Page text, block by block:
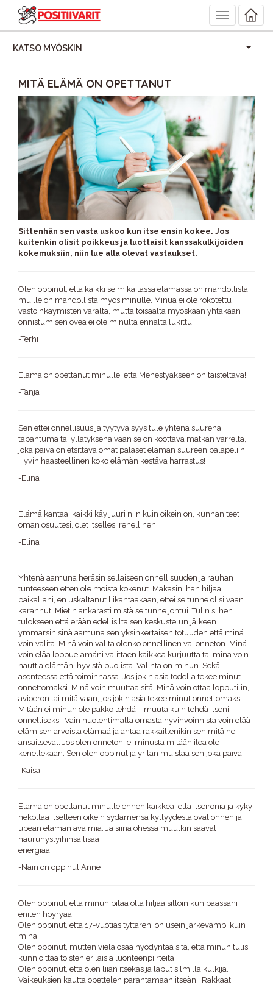
Toggle
navigation
KATSO MYÖSKIN
MITÄ ELÄMÄ ON OPETTANUT
Sittenhän sen vasta uskoo kun itse ensin kokee. Jos
kuitenkin olisit poikkeus ja luottaisit kanssakulkijoiden
kokemuksiin, niin lue alla olevat vastaukset.
Olen oppinut, että kaikki se mikä tässä elämässä on mahdollista
muille on mahdollista myös minulle. Minua ei ole rokotettu
vastoinkäymisten varalta, mutta toisaalta myöskään yhtäkään
onnistumisen ovea ei ole minulta ennalta lukittu.
-Terhi
Elämä on opettanut minulle, että Menestyäkseen on taisteltava!
-Tanja
Sen ettei onnellisuus ja tyytyväisyys tule yhtenä suurena
tapahtuma tai yllätyksenä vaan se on koottava matkan varrelta,
joka päivä on etsittävä omat palaset elämän suureen palapeliin.
Hyvin haasteellinen koko elämän kestävä harrastus!
-Elina
Elämä kantaa, kaikki käy juuri niin kuin oikein on, kunhan teet
oman osuutesi, olet itsellesi rehellinen.
-Elina
Yhtenä aamuna heräsin sellaiseen onnellisuuden ja rauhan
tunteeseen etten ole moista kokenut. Makasin ihan hiljaa
paikallani, en uskaltanut liikahtaakaan, ettei se tunne olisi vaan
karannut. Mietin ankarasti mistä se tunne johtui. Tulin siihen
tulokseen että erään edellisiltaisen keskustelun jälkeen
ymmärsin sinä aamuna sen yksinkertaisen totuuden että minä
voin valita. Minä voin valita olenko onnellinen vai onneton. Minä
voin elää loppuelämäni valittaen kaikkea kurjuutta tai minä voin
nauttia elämäni hyvistä puolista. Valinta on minun. Sekä
asenteessa että toiminnassa. Jos jokin asia todella tekee minut
onnettomaksi. Minä voin muuttaa sitä. Minä voin ottaa lopputilin,
avioeron tai mitä vaan, jos jokin asia tekee minut onnettomaksi.
Mitään ei minun ole pakko tehdä – muuta kuin tehdä itseni
onnelliseksi. Vain huolehtimalla omasta hyvinvoinnista voin elää
elämisen arvoista elämää ja antaa rakkaillenikin sen mitä he
ansaitsevat. Jos olen onneton, ei minusta mitään iloa ole
kenellekään. Sen olen oppinut ja yritän muistaa sen joka päivä.
-Kaisa
Elämä on opettanut minulle ennen kaikkea, että itseironia ja kyky
hekottaa itselleen oikein sydämensä kyllyydestä ovat onnen ja
upean elämän avaimia. Ja siinä ohessa muutkin saavat
naurunystyihinsä lisää
energiaa.
-Näin on oppinut Anne
Olen oppinut, että minun pitää olla hiljaa silloin kun päässäni
eniten höyryää.
Olen oppinut, että 17-vuotias tyttäreni on usein järkevämpi kuin
minä.
Olen oppinut, mutten vielä osaa hyödyntää sitä, että minun tulisi
kunnioittaa toisten erilaisia luonteenpiirteitä.
Olen oppinut, että olen liian itsekäs ja laput silmillä kulkija.
Vaikeuksien kautta opettelen parantamaan itseäni. Rakkaat